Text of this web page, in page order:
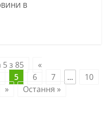
В
5 з 85
«
5 6 7 ...
10
» Остання »